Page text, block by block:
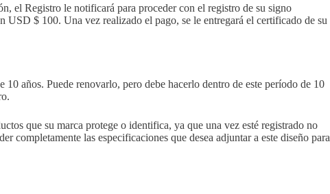
el Registro le notificará para proceder con el registro de su signo
USD $ 100. Una vez realizado el pago, se le entregará el certificado de su
años. Puede renovarlo, pero debe hacerlo dentro de este período de 10
que su marca protege o identifica, ya que una vez esté registrado no
completamente las especificaciones que desea adjuntar a este diseño para